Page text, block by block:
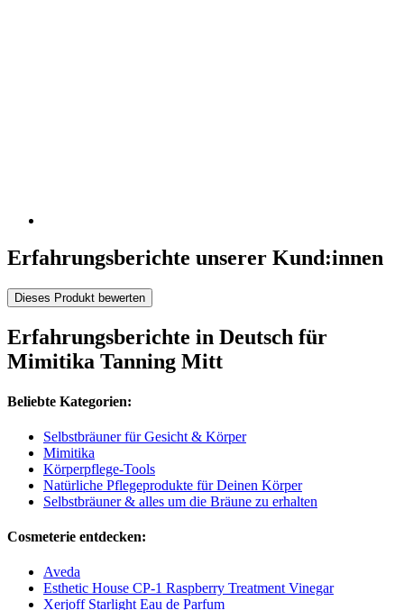
Erfahrungsberichte unserer Kund:innen
Dieses Produkt bewerten
Erfahrungsberichte in Deutsch für
Mimitika Tanning Mitt
Beliebte Kategorien:
Selbstbräuner für Gesicht & Körper
Mimitika
Körperpflege-Tools
Natürliche Pflegeprodukte für Deinen Körper
Selbstbräuner & alles um die Bräune zu erhalten
Cosmeterie entdecken:
Aveda
Esthetic House CP-1 Raspberry Treatment Vinegar
Xerjoff Starlight Eau de Parfum